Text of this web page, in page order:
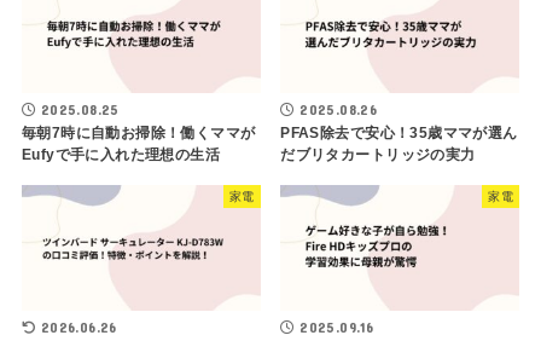
2025.08.25
毎朝7時に自動お掃除！働くママが
Eufyで手に入れた理想の生活
2025.08.26
PFAS除去で安心！35歳ママが選ん
だブリタカートリッジの実力
家電
2026.06.26
家電
2025.09.16